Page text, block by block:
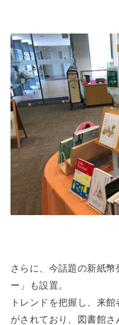
さらに、今話題の新紙
ー」も設置。
トレンドを把握し、来
がされており、図書館